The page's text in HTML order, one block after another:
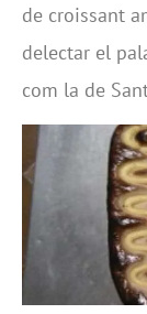
de croissant
delectar el
com la de